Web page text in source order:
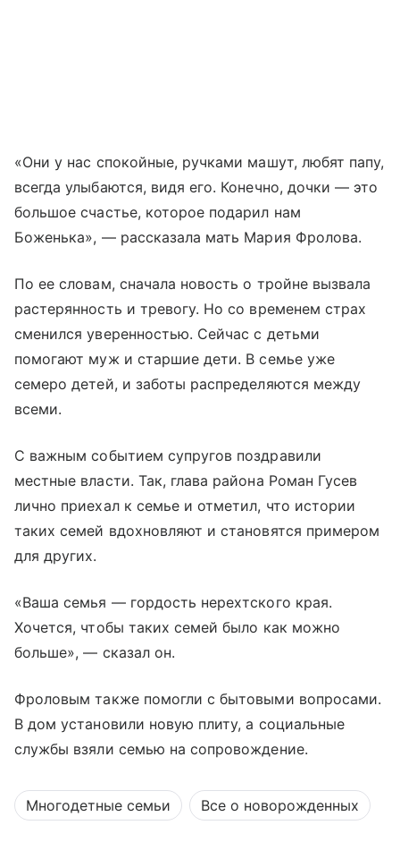
«Они у нас спокойные, ручками машут, любят папу,
всегда улыбаются, видя его. Конечно, дочки — это
большое счастье, которое подарил нам
Боженька», — рассказала мать Мария Фролова.
По ее словам, сначала новость о тройне вызвала
растерянность и тревогу. Но со временем страх
сменился уверенностью. Сейчас с детьми
помогают муж и старшие дети. В семье уже
семеро детей, и заботы распределяются между
всеми.
С важным событием супругов поздравили
местные власти. Так, глава района Роман Гусев
лично приехал к семье и отметил, что истории
таких семей вдохновляют и становятся примером
для других.
«Ваша семья — гордость нерехтского края.
Хочется, чтобы таких семей было как можно
больше», — сказал он.
Фроловым также помогли с бытовыми вопросами.
В дом установили новую плиту, а социальные
службы взяли семью на сопровождение.
Многодетные семьи Все о новорожденных